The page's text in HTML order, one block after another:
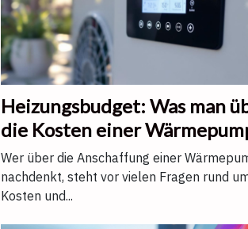
Heizungsbudget: Was man
die Kosten einer
und die erzielbaren
Energieeinsparungen wissen
sollte
Wer über die Anschaffung einer
nachdenkt, steht vor vielen Fragen rund
Kosten und...